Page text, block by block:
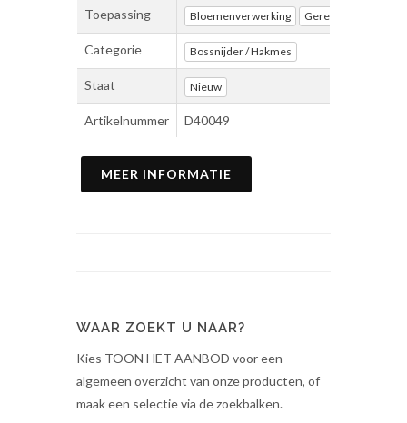
Toepassing Bloemenverwerking Gereedschap
Categorie Bossnijder / Hakmes
Staat Nieuw
Artikelnummer D40049
MEER INFORMATIE
WAAR ZOEKT U NAAR?
Kies TOON HET AANBOD voor een
algemeen overzicht van onze producten, of
maak een selectie via de zoekbalken.